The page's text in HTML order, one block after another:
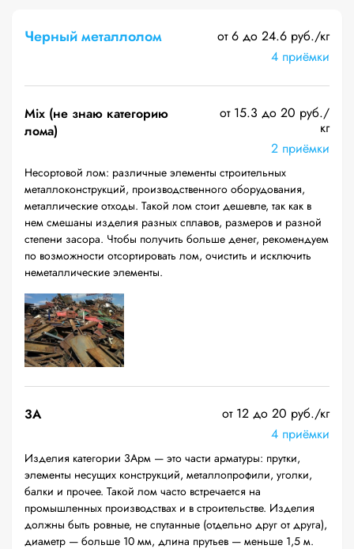
Черный металлолом
от 6 до 24.6 руб./кг
4 приёмки
Mix (не знаю категорию
лома)
от 15.3 до 20 руб./
кг
2 приёмки
Несортовой лом: различные элементы строительных
металлоконструкций, производственного оборудования,
металлические отходы. Такой лом стоит дешевле, так как в
нем смешаны изделия разных сплавов, размеров и разной
степени засора. Чтобы получить больше денег, рекомендуем
по возможности отсортировать лом, очистить и исключить
неметаллические элементы.
3А
от 12 до 20 руб./кг
4 приёмки
Изделия категории 3Арм — это части арматуры: прутки,
элементы несущих конструкций, металлопрофили, уголки,
балки и прочее. Такой лом часто встречается на
промышленных производствах и в строительстве. Изделия
должны быть ровные, не спутанные (отдельно друг от друга),
диаметр — больше 10 мм, длина прутьев — меньше 1,5 м.